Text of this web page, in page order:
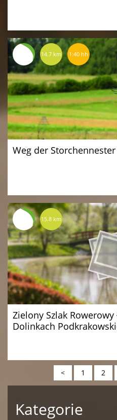
14.7 km 1:40 hh
Weg der Storchennester
15.8 km
Zielony Szlak Rowerowy
Dolinkach
< 1 2
Kategorie